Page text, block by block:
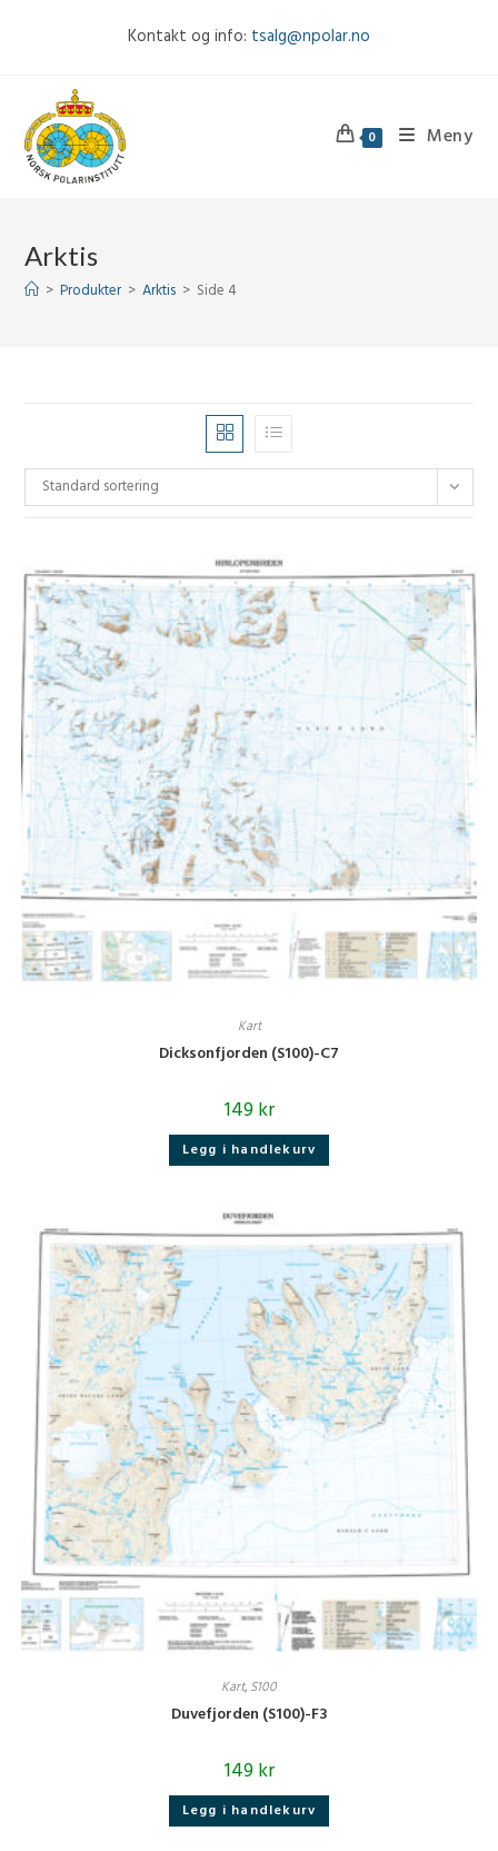
Kontakt og info: tsalg@npolar.no
0 Meny
Arktis
> Produkter > Arktis > Side 4
Standard sortering
Kart
Dicksonfjorden (S100)-C7
149kr
Legg i handlekurv
Kart, S100
Duvefjorden (S100)-F3
149kr
Legg i handlekurv